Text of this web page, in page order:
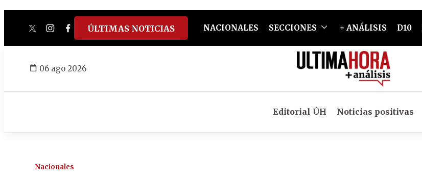
twitterinstagram
facebook
tiktokyoutube
spotify
ÚLTIMAS NOTICIAS NACIONALES SECCIONES + ANÁLISIS D10
06 ago 2026
Editorial ÚH Noticias positivas
Nacionales